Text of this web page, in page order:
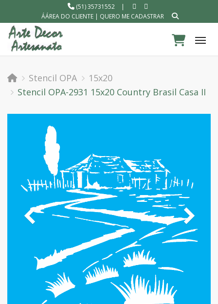
(51) 35731552
|
ÁÁREA DO CLIENTE| QUERO ME CADASTRAR
Stencil OPA
15x20
Stencil OPA-2931 15x20 Country Brasil Casa II